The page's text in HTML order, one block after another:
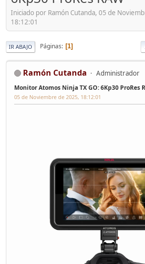
Iniciado por Ramón Cutanda, 05 de
18:12:01
IR ABAJO Páginas 1
Ramón Cutanda Administrador
Monitor Atomos Ninja TX GO: 6Kp30 ProRes
05 de Noviembre de 2025, 18:12:01